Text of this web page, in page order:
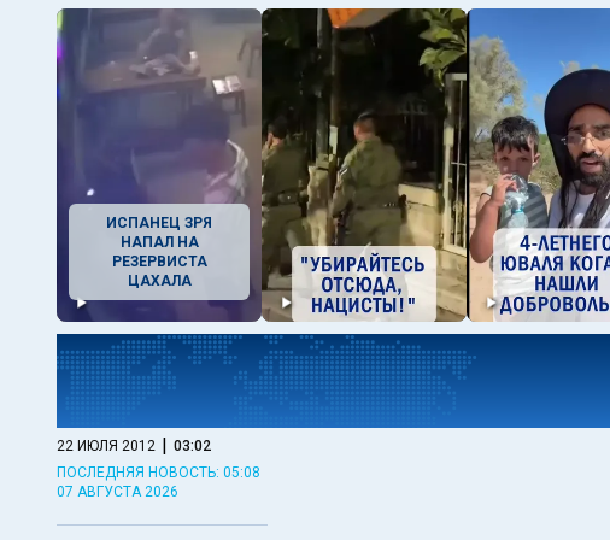
ИСПАНЕЦ ЗРЯ
НАПАЛ НА
РЕЗЕРВИСТА
ЦАХАЛА
22 ИЮЛЯ 2012 | 03:02
ПОСЛЕДНЯЯ НОВОСТЬ: 05:08
07 АВГУСТА 2026